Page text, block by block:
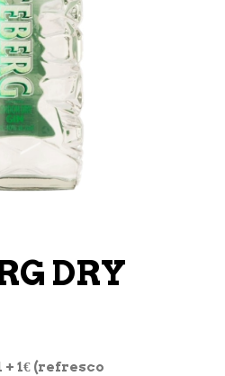
DRY
1€ (refresco